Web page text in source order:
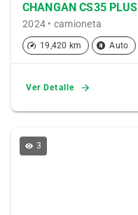
CHANGAN CS35 PLUS
2024 • camioneta
19,420 km Auto
Ver Detalle
3